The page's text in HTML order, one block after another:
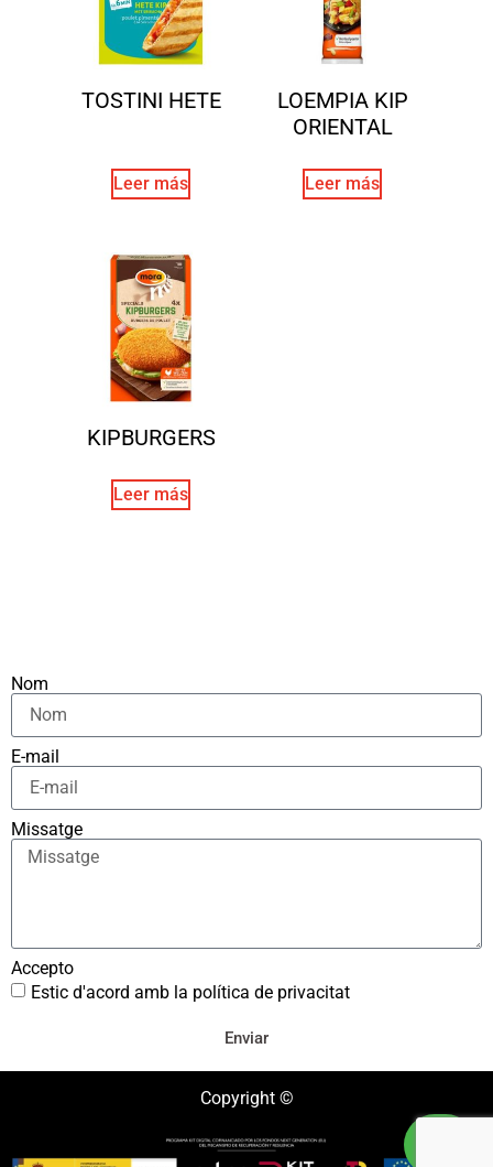
TOSTINI HETE
Leer más
LOEMPIA KIP
ORIENTAL
Leer más
KIPBURGERS
Leer más
Nom
E-mail
Missatge
Accepto
Estic d'acord amb la política de privacitat
Enviar
Copyright ©